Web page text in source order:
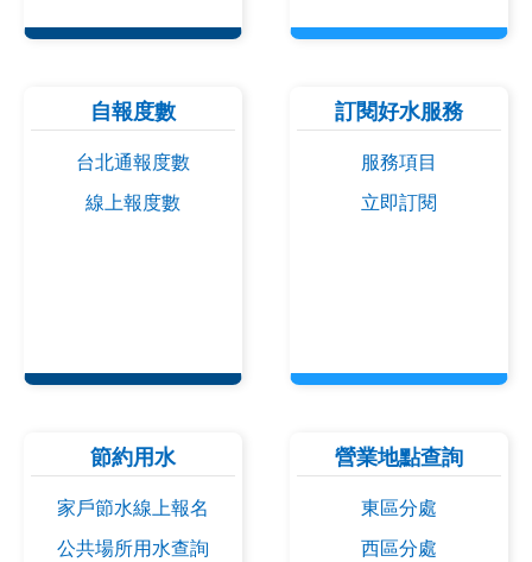
自報度數
台北通報度數
線上報度數
訂閱好水服務
服務項目
立即訂閱
節約用水
家戶節水線上報名
公共場所用水查詢
營業地點查詢
東區分處
西區分處